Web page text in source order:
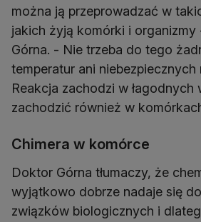
można ją przeprowadzać w
jakich żyją komórki i organizmy
Górna. - Nie trzeba do tego
temperatur ani niebezpiecznych
Reakcja zachodzi w łagodnych
zachodzić również w
Chimera w komórce
Doktor Górna tłumaczy, że
wyjątkowo dobrze nadaje się
związków biologicznych i